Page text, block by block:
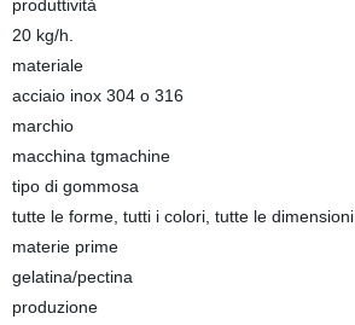
produttività
20 kg/h.
materiale
acciaio inox 304 o 316
marchio
macchina tgmachine
tipo di gommosa
tutte le forme, tutti i colori, tutte le dimensioni
materie prime
gelatina/pectina
produzione